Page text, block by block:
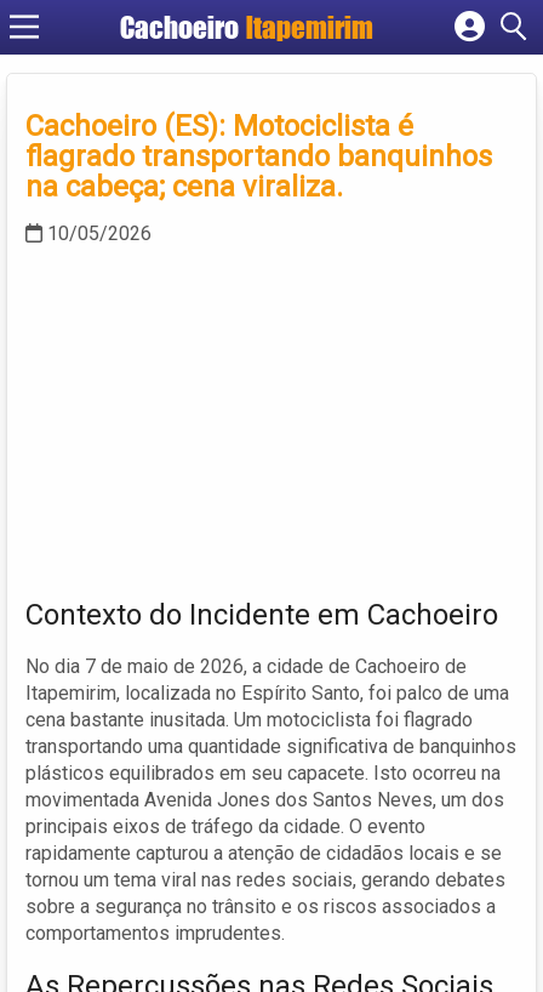
Cachoeiro Itapemirim
Cadastrar empresa
Criar conta
Cachoeiro (ES): Motociclista é
flagrado transportando banquinhos
na cabeça; cena viraliza.
10/05/2026
Contexto do Incidente em Cachoeiro
No dia 7 de maio de 2026, a cidade de Cachoeiro de
Itapemirim, localizada no Espírito Santo, foi palco de uma
cena bastante inusitada. Um motociclista foi flagrado
transportando uma quantidade significativa de banquinhos
plásticos equilibrados em seu capacete. Isto ocorreu na
movimentada Avenida Jones dos Santos Neves, um dos
principais eixos de tráfego da cidade. O evento
rapidamente capturou a atenção de cidadãos locais e se
tornou um tema viral nas redes sociais, gerando debates
sobre a segurança no trânsito e os riscos associados a
comportamentos imprudentes.